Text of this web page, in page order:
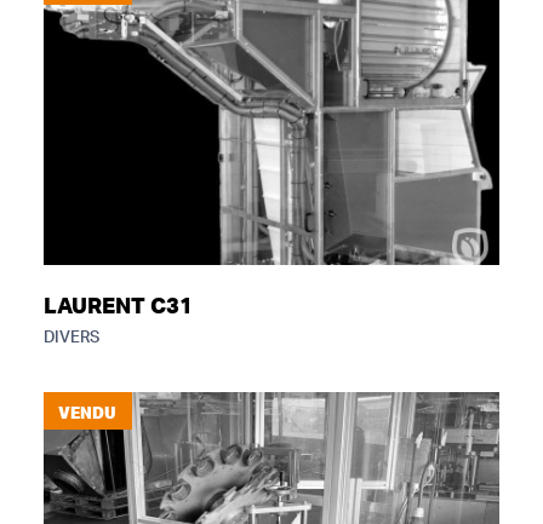
LAURENT C31
DIVERS
VENDU